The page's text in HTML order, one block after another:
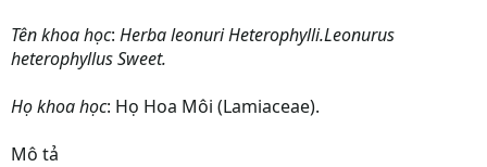
Tên khoa học: Herba leonuri Heterophylli.Leonurus
heterophyllus Sweet.
Họ khoa học: Họ Hoa Môi (Lamiaceae).
Mô tả